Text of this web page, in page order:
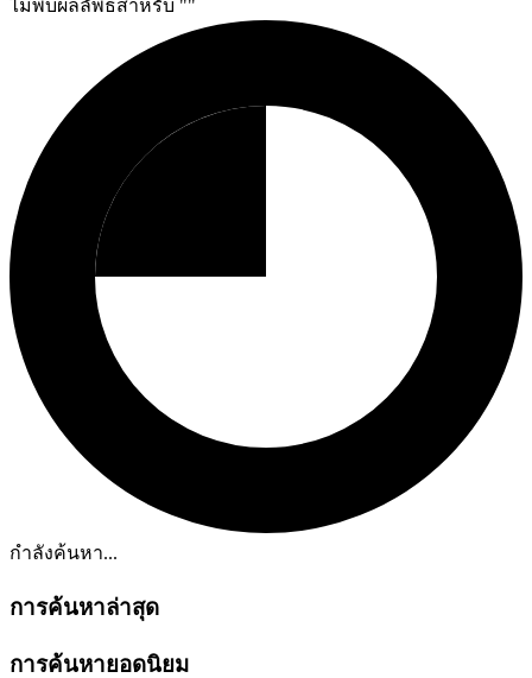
ไม่พบผลลัพธ์สำหรับ ""
กำลังค้นหา...
การค้นหาล่าสุด
การค้นหายอดนิยม